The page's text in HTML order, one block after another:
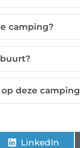
camping?
deze
LinkedIn